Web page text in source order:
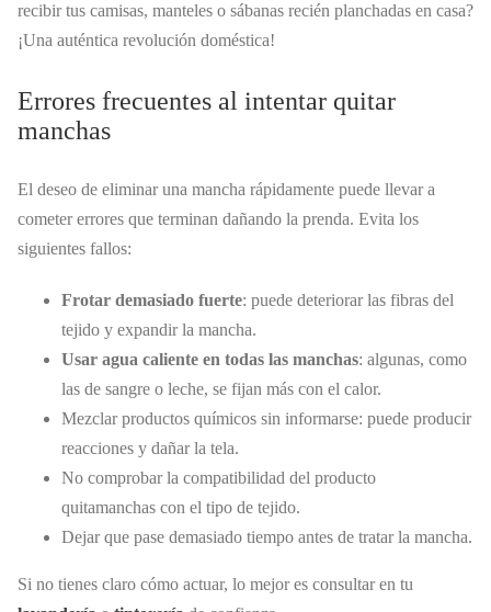
recibir tus camisas, manteles o sábanas recién planchadas en casa?
¡Una auténtica revolución doméstica!
Errores frecuentes al intentar quitar
manchas
El deseo de eliminar una mancha rápidamente puede llevar a
cometer errores que terminan dañando la prenda. Evita los
siguientes fallos:
Frotar demasiado fuerte: puede deteriorar las fibras del
tejido y expandir la mancha.
Usar agua caliente en todas las manchas: algunas, como
las de sangre o leche, se fijan más con el calor.
Mezclar productos químicos sin informarse: puede producir
reacciones y dañar la tela.
No comprobar la compatibilidad del producto
quitamanchas con el tipo de tejido.
Dejar que pase demasiado tiempo antes de tratar la mancha.
Si no tienes claro cómo actuar, lo mejor es consultar en tu